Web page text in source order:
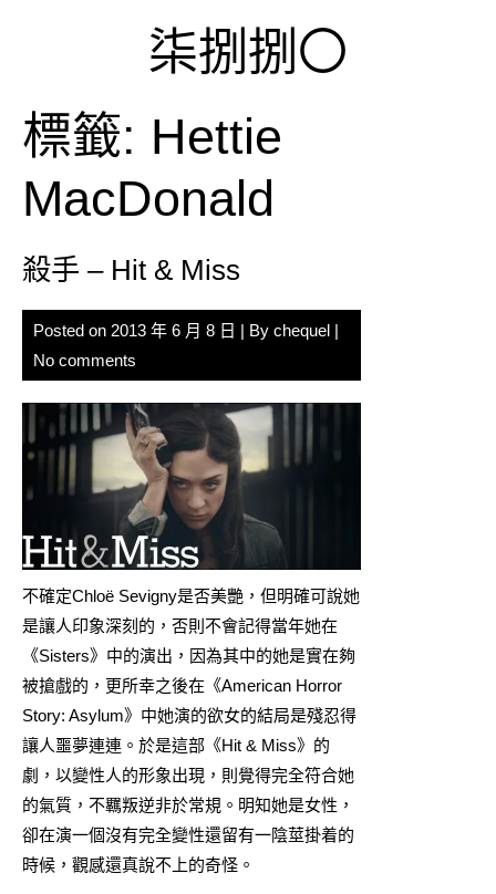
柒捌捌〇
標籤: Hettie
MacDonald
殺手 – Hit & Miss
Posted on 2013 年 6 月 8 日 | By chequel |
No comments
不確定Chloë Sevigny是否美艷，但明確可說她
是讓人印象深刻的，否則不會記得當年她在
《Sisters》中的演出，因為其中的她是實在夠
被搶戲的，更所幸之後在《American Horror
Story: Asylum》中她演的欲女的結局是殘忍得
讓人噩夢連連。於是這部《Hit & Miss》的
劇，以變性人的形象出現，則覺得完全符合她
的氣質，不羈叛逆非於常規。明知她是女性，
卻在演一個沒有完全變性還留有一陰莖掛着的
時候，觀感還真說不上的奇怪。